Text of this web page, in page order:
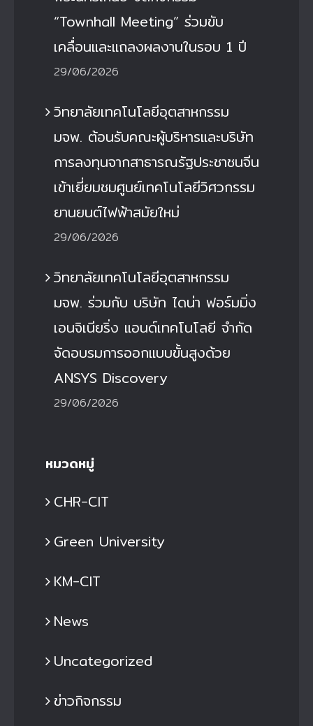
“Townhall Meeting” ร่วมขับ
เคลื่อนและแถลงผลงานในรอบ 1 ปี
29/06/2026
วิทยาลัยเทคโนโลยีอุตสาหกรรม
มจพ. ต้อนรับคณะผู้บริหารและบริษัท
การลงทุนจากสาธารณรัฐประชาชนจีน
เข้าเยี่ยมชมศูนย์เทคโนโลยีวิศวกรรม
ยานยนต์ไฟฟ้าสมัยใหม่
29/06/2026
วิทยาลัยเทคโนโลยีอุตสาหกรรม
มจพ. ร่วมกับ บริษัท ไดน่า ฟอร์มมิ่ง
เอนจิเนียริ่ง แอนด์เทคโนโลยี จำกัด
จัดอบรมการออกแบบขั้นสูงด้วย
ANSYS Discovery
29/06/2026
หมวดหมู่
CHR-CIT
Green University
KM-CIT
News
Uncategorized
ข่าวกิจกรรม